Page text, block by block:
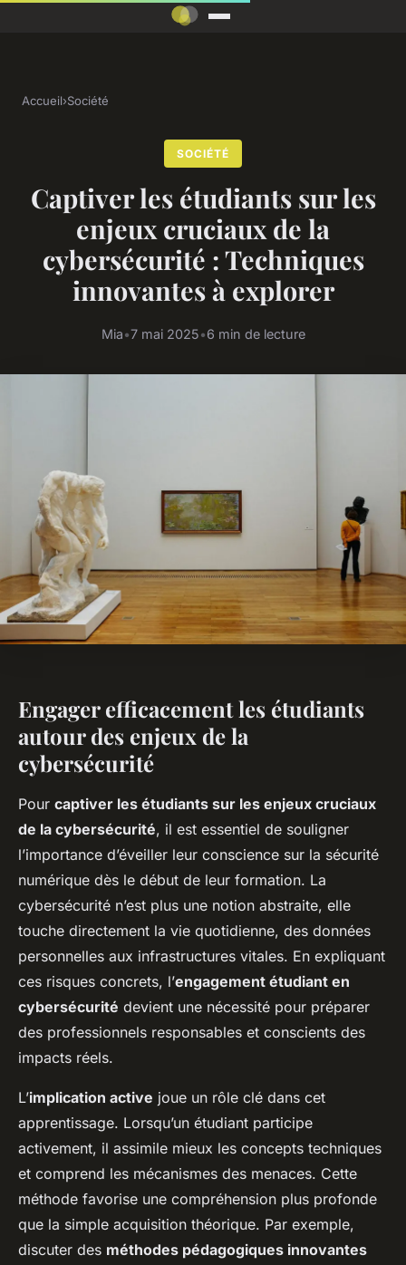
Accueil›Société
SOCIÉTÉ
Captiver les étudiants sur les
enjeux cruciaux de la
cybersécurité : Techniques
innovantes à explorer
Mia•7 mai 2025•6 min de lecture
Engager efficacement les étudiants
autour des enjeux de la
cybersécurité
Pour captiver les étudiants sur les enjeux cruciaux
de la cybersécurité, il est essentiel de souligner
l’importance d’éveiller leur conscience sur la sécurité
numérique dès le début de leur formation. La
cybersécurité n’est plus une notion abstraite, elle
touche directement la vie quotidienne, des données
personnelles aux infrastructures vitales. En expliquant
ces risques concrets, l’engagement étudiant en
cybersécurité devient une nécessité pour préparer
des professionnels responsables et conscients des
impacts réels.
L’implication active joue un rôle clé dans cet
apprentissage. Lorsqu’un étudiant participe
activement, il assimile mieux les concepts techniques
et comprend les mécanismes des menaces. Cette
méthode favorise une compréhension plus profonde
que la simple acquisition théorique. Par exemple,
discuter des méthodes pédagogiques innovantes